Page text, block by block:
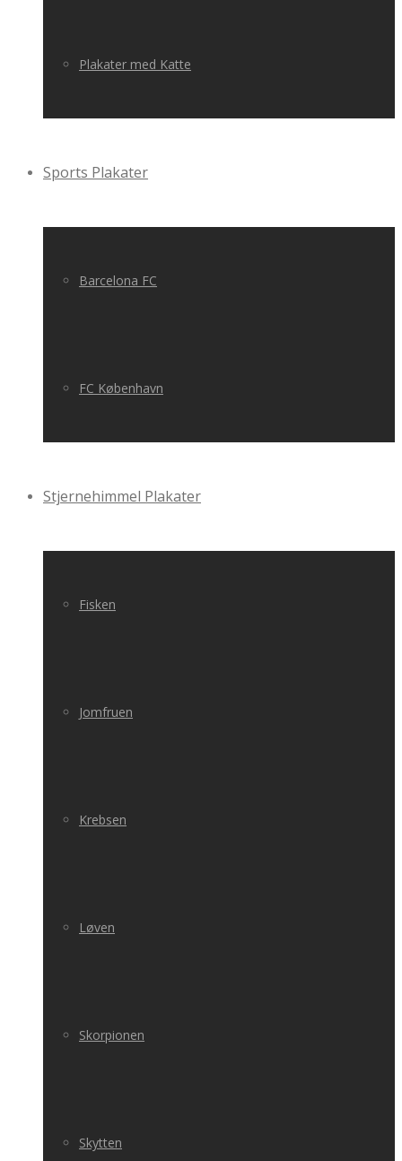
Plakater med Katte
Sports Plakater
Barcelona FC
FC København
Stjernehimmel Plakater
Fisken
Jomfruen
Krebsen
Løven
Skorpionen
Skytten